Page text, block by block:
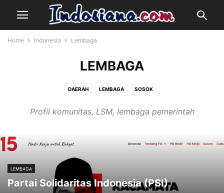
Home Indonesia Lembaga
LEMBAGA
DAERAH LEMBAGA SOSOK
Profil komunitas, LSM, lembaga pemerintah
LEMBAGA
Partai Solidaritas Indonesia (PSI)